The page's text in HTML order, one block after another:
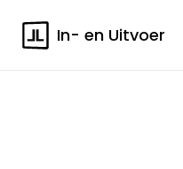
In- en Uitvoer